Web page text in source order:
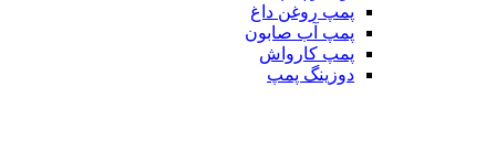
پمپ روغن داغ
پمپ آب صابون
پمپ کارواش
دوزینگ پمپ